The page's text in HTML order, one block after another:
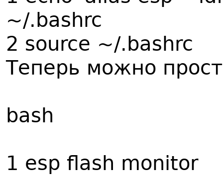
~/.bashrc
2 source ~/.bashrc
Теперь можно
bash
1 esp flash monitor